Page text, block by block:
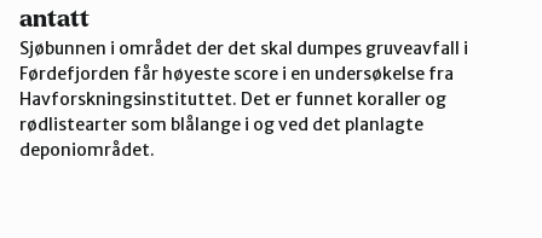
antatt
Sjøbunnen i området der det skal dumpes gruveavfall i
Førdefjorden får høyeste score i en undersøkelse fra
Havforskningsinstituttet. Det er funnet koraller og
rødlistearter som blålange i og ved det planlagte
deponiområdet.